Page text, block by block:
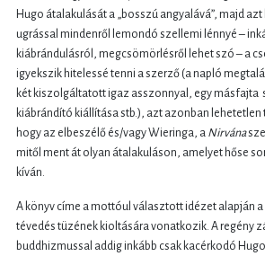
Hugo átalakulását a „bosszú angyalává”, majd
ugrással mindenről lemondó szellemi lénnyé –
kiábrándulásról, megcsömörlésről lehet szó – a
igyekszik hitelessé tenni a szerző (a napló
két kiszolgáltatott igaz asszonnyal, egy másfajta
kiábrándító kiállítása stb.), azt azonban lehetetlen
hogy az elbeszélő és/vagy Wieringa, a Nirvána
mitől ment át olyan átalakuláson, amelyet hőse
kíván.
A könyv címe a mottóul választott idézet alapján
tévedés tüzének kioltására vonatkozik. A regény
buddhizmussal addig inkább csak kacérkodó